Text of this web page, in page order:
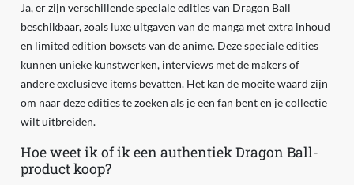
Ja, er zijn verschillende speciale edities van Dragon Ball
beschikbaar, zoals luxe uitgaven van de manga met extra inhoud
en limited edition boxsets van de anime. Deze speciale edities
kunnen unieke kunstwerken, interviews met de makers of
andere exclusieve items bevatten. Het kan de moeite waard zijn
om naar deze edities te zoeken als je een fan bent en je collectie
wilt uitbreiden.
Hoe weet ik of ik een authentiek Dragon Ball-
product koop?